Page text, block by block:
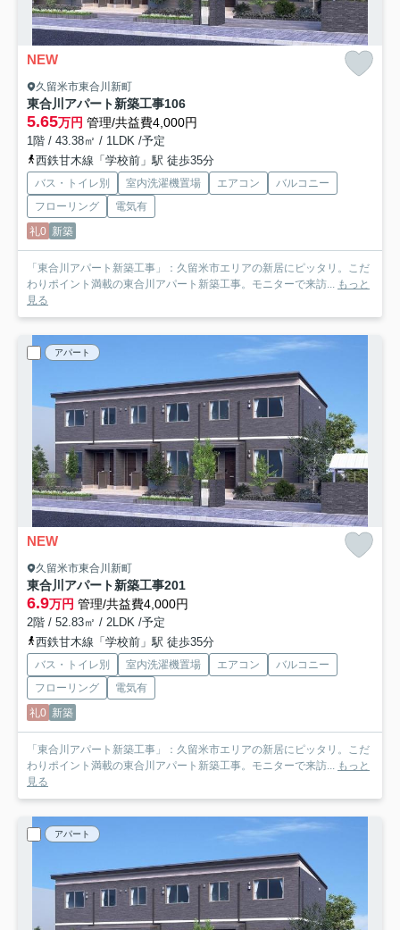
NEW
久留米市東合川新町
東合川アパート新築工事106
5.65万円 管理/共益費4,000円
1階 / 43.38㎡ / 1LDK /予定
西鉄甘木線「学校前」駅 徒歩35分
バス・トイレ別 室内洗濯機置場 エアコン
バルコニー
フローリング
電気有
礼0 新築
「東合川アパート新築工事」：久留米市エリアの新居にピッタリ。こだ
わりポイント満載の東合川アパート新築工事。モニターで来訪... もっと
見る
アパート
NEW
久留米市東合川新町
東合川アパート新築工事201
6.9万円 管理/共益費4,000円
2階 / 52.83㎡ / 2LDK /予定
西鉄甘木線「学校前」駅 徒歩35分
バス・トイレ別 室内洗濯機置場 エアコン
バルコニー
フローリング
電気有
礼0 新築
「東合川アパート新築工事」：久留米市エリアの新居にピッタリ。こだ
わりポイント満載の東合川アパート新築工事。モニターで来訪... もっと
見る
アパート